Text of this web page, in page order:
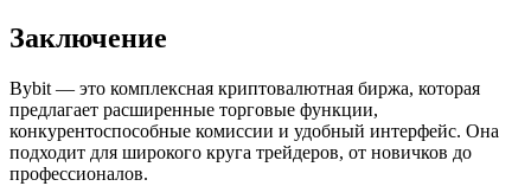
Заключение
Bybit — это комплексная криптовалютная биржа, которая
предлагает расширенные торговые функции,
конкурентоспособные комиссии и удобный интерфейс. Она
подходит для широкого круга трейдеров, от новичков до
профессионалов.